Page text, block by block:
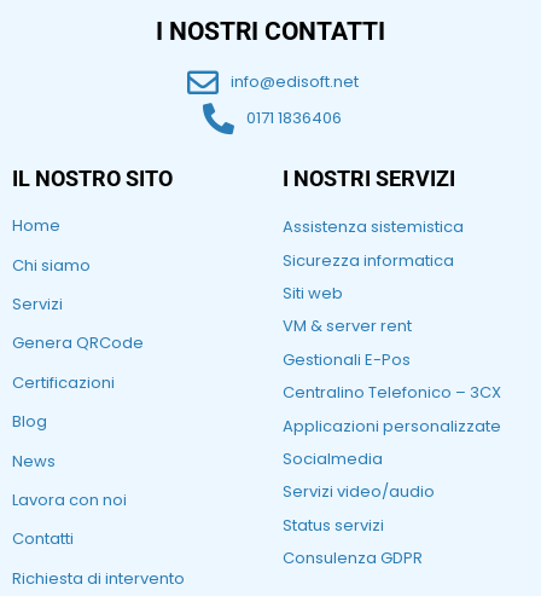
I NOSTRI CONTATTI
info@edisoft.net
0171 1836406
IL NOSTRO SITO
Home
Chi siamo
Servizi
Genera QRCode
Certificazioni
Blog
News
Lavora con noi
Contatti
Richiesta di intervento
I NOSTRI SERVIZI
Assistenza sistemistica
Sicurezza informatica
Siti web
VM & server rent
Gestionali E-Pos
Centralino Telefonico – 3CX
Applicazioni personalizzate
Socialmedia
Servizi video/audio
Status servizi
Consulenza GDPR